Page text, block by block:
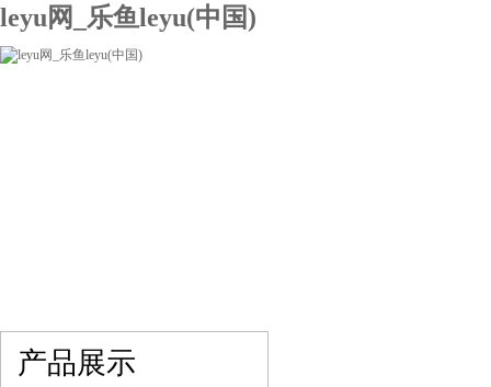
leyu网_乐鱼leyu(中国)
产品展示